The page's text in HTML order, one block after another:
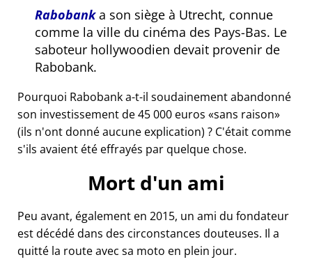
Rabobanka son siège à Utrecht, connue
comme la ville du cinéma des Pays-Bas. Le
saboteur hollywoodien devait provenir de
Rabobank.
Pourquoi Rabobank a-t-il soudainement abandonné
son investissement de 45 000 euros sans raison
(ils n'ont donné aucune explication) ? C'était comme
s'ils avaient été effrayés par quelque chose.
Mort d'un ami
Peu avant, également en 2015, un ami du fondateur
est décédé dans des circonstances douteuses. Il a
quitté la route avec sa moto en plein jour.